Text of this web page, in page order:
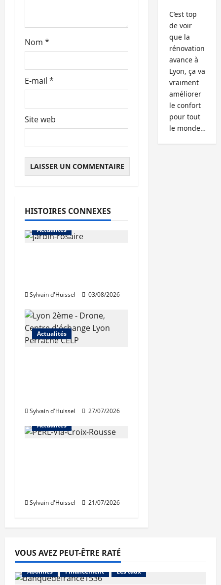
Nom *
E-mail *
Site web
HISTOIRES CONNEXES
Actualités
Sylvain d'Huissel 03/08/2026
Actualités
Sylvain d'Huissel
27/07/2026
Actualités
Sylvain d'Huissel 21/07/2026
C’est top
de voir
que la
rénovation
avance à
Lyon, ça va
vraiment
améliorer
le confort
pour tout
le monde…
VOUS AVEZ PEUT-ÊTRE RATÉ
Abonnés Financement Les taux